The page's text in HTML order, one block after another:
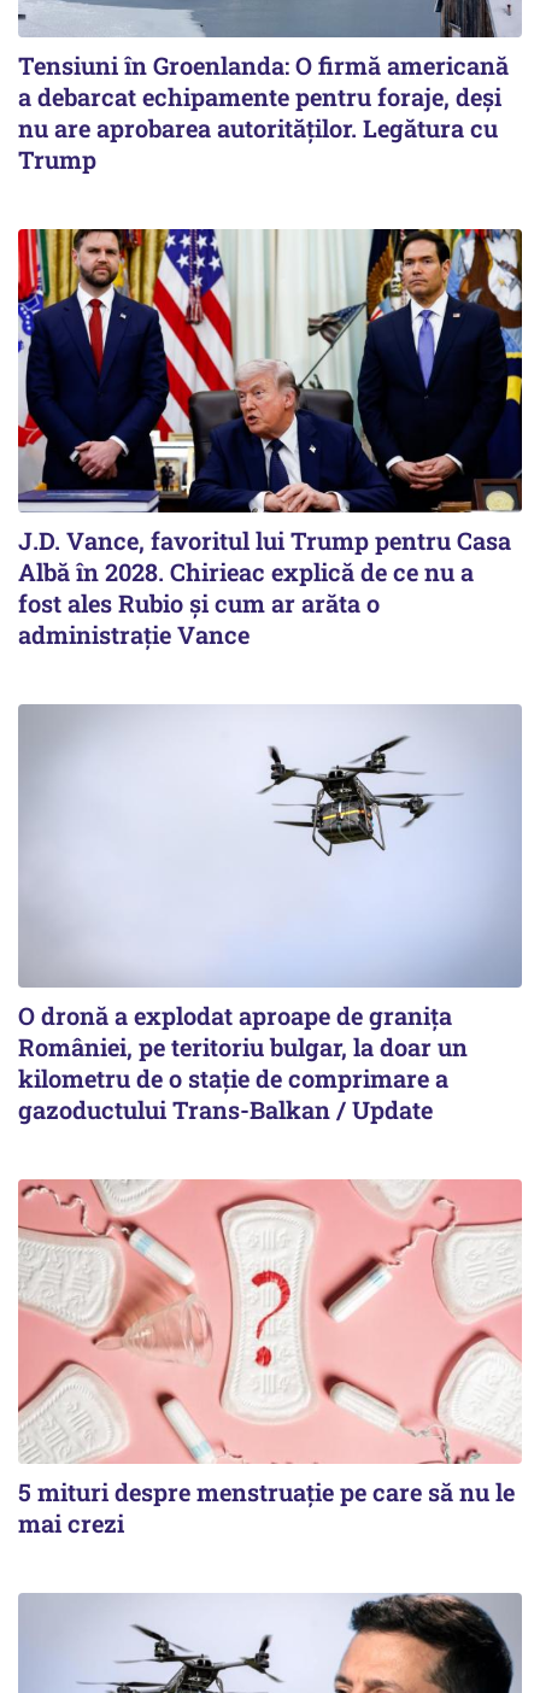
Tensiuni în Groenlanda: O firmă americană
a debarcat echipamente pentru foraje, deși
nu are aprobarea autorităților. Legătura cu
Trump
J.D. Vance, favoritul lui Trump pentru Casa
Albă în 2028. Chirieac explică de ce nu a
fost ales Rubio și cum ar arăta o
administrație Vance
O dronă a explodat aproape de granița
României, pe teritoriu bulgar, la doar un
kilometru de o stație de comprimare a
gazoductului Trans-Balkan / Update
5 mituri despre menstruație pe care să nu le
mai crezi